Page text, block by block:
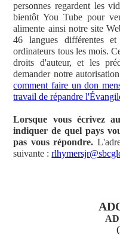
personnes regardent les
bientôt You Tube pour
alimente ainsi notre site
46 langues différentes
ordinateurs tous les mois.
droits d'auteur, et les
demander notre
comment faire un don
travail de répandre
Lorsque vous écrivez
indiquer de quel pays
pas vous répondre.
suivante :